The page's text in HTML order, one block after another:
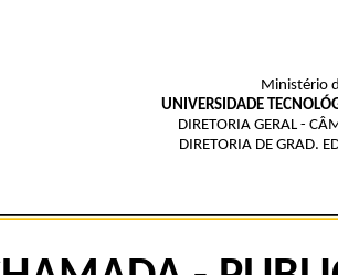
Ministério
UNIVERSIDADE
DIRETORIA GERAL -
DIRETORIA DE GRAD.